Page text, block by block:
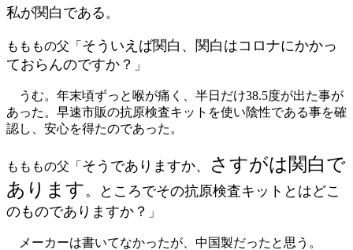
私が関白である 。
もももの父「 そういえば関白、関白はコロナにかかっ
ておらんのですか？ 」
うむ。年末頃ずっと喉が痛く、半日だけ38.5度が出た事が
あった。早速市販の抗原検査キットを使い陰性である事を確
認し、安心を得たのであった。
もももの父「 そうでありますか、
さすがは関白で
あります 。ところでその抗原検査キットとはどこ
のものでありますか？ 」
メーカーは書いてなかったが、中国製だったと思う。